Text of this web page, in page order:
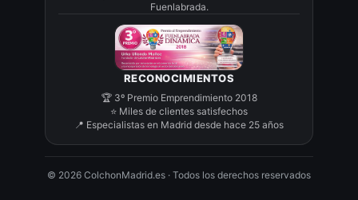
Fuenlabrada.
RECONOCIMIENTOS
🏆 3º Premio Emprendimiento 2018
⭐ Miles de clientes satisfechos
📍 Especialistas en Madrid desde hace 25 años
© 2026 ColchonMadrid.es · Todos los derechos reservados